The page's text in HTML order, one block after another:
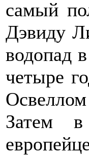
самый
Дэвиду
водопад
четыре
Затем